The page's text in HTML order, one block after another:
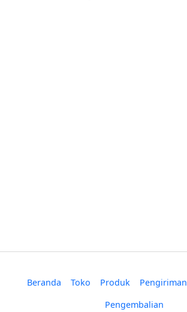
Beranda Toko Produk Pengiriman
Pengembalian